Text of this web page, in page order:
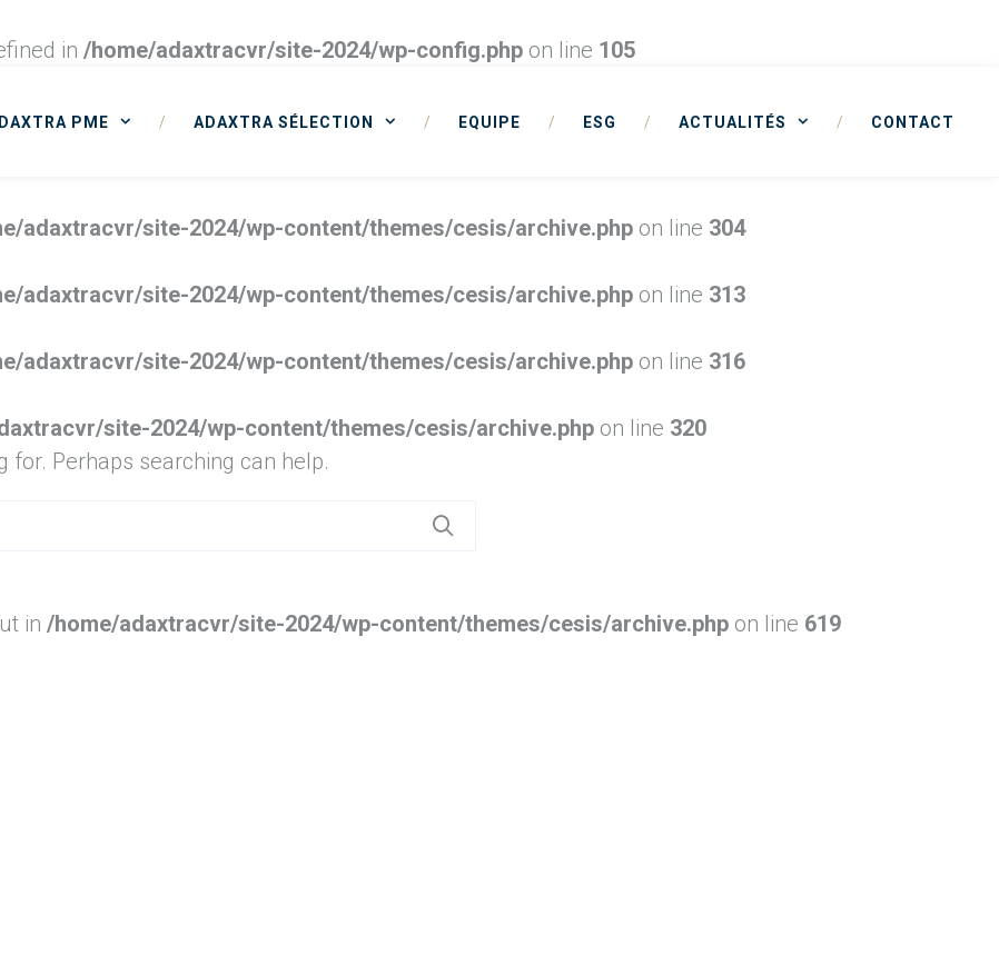
in /home/adaxtracvr/site-2024/wp-config.php on line 105
PME / ADAXTRA SÉLECTION / EQUIPE / ESG / ACTUALITÉS / CONTACT
adaxtracvr/site-2024/wp-content/themes/cesis/archive.php on line 304
adaxtracvr/site-2024/wp-content/themes/cesis/archive.php on line 313
adaxtracvr/site-2024/wp-content/themes/cesis/archive.php on line 316
site-2024/wp-content/themes/cesis/archive.php on line 320
for. Perhaps searching can help.
in /home/adaxtracvr/site-2024/wp-content/themes/cesis/archive.php on line 619